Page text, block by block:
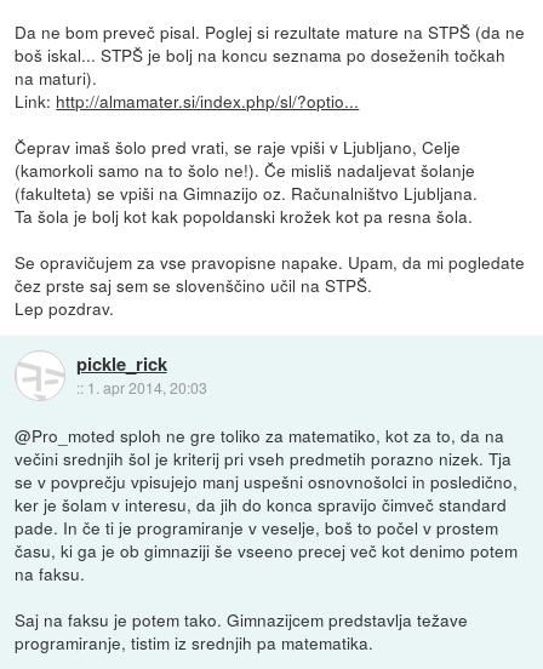
Da ne bom preveč pisal. Poglej si rezultate mature na STPŠ (da ne
boš iskal... STPŠ je bolj na koncu seznama po doseženih točkah
na maturi).
Link: http://almamater.si/index.php/sl/?optio...
Čeprav imaš šolo pred vrati, se raje vpiši v Ljubljano, Celje
(kamorkoli samo na to šolo ne!). Če misliš nadaljevat šolanje
(fakulteta) se vpiši na Gimnazijo oz. Računalništvo Ljubljana.
Ta šola je bolj kot kak popoldanski krožek kot pa resna šola.
Se opravičujem za vse pravopisne napake. Upam, da mi pogledate
čez prste saj sem se slovenščino učil na STPŠ.
Lep pozdrav.
pickle_rick
:: 1. apr 2014, 20:03
@Pro_moted sploh ne gre toliko za matematiko, kot za to, da na
večini srednjih šol je kriterij pri vseh predmetih porazno nizek. Tja
se v povprečju vpisujejo manj uspešni osnovnošolci in posledično,
ker je šolam v interesu, da jih do konca spravijo čimveč standard
pade. In če ti je programiranje v veselje, boš to počel v prostem
času, ki ga je ob gimnaziji še vseeno precej več kot denimo potem
na faksu.
Saj na faksu je potem tako. Gimnazijcem predstavlja težave
programiranje, tistim iz srednjih pa matematika.